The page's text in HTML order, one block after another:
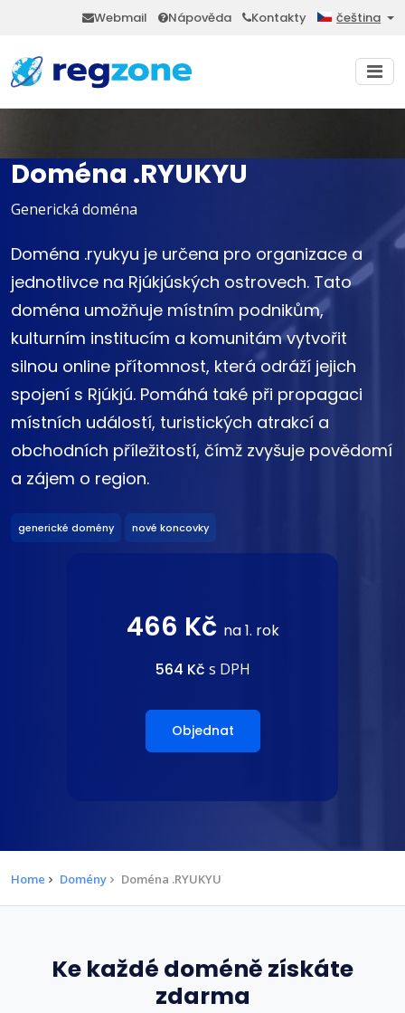
Webmail Nápověda Kontakty čeština
Doména .RYUKYU
Generická doména
Doména .ryukyu je určena pro organizace a
jednotlivce na Rjúkjúských ostrovech. Tato
doména umožňuje místním podnikům,
kulturním institucím a komunitám vytvořit
silnou online přítomnost, která odráží jejich
spojení s Rjúkjú. Pomáhá také při propagaci
místních událostí, turistických atrakcí a
obchodních příležitostí, čímž zvyšuje povědomí
a zájem o region.
generické domény nové koncovky
466 Kč na 1. rok
564 Kč s DPH
Objednat
Home Domény Doména .RYUKYU
Ke každé doméně získáte
zdarma